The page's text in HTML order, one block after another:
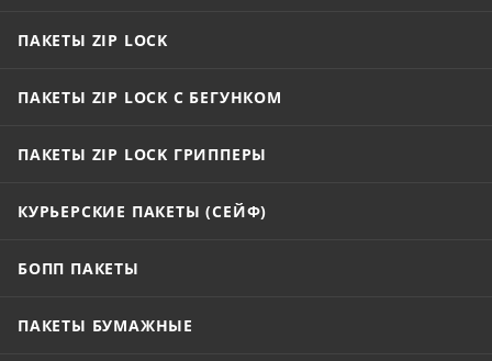
ПАКЕТЫ ZIP LOCK
ПАКЕТЫ ZIP LOCK С БЕГУНКОМ
ПАКЕТЫ ZIP LOCK ГРИППЕРЫ
КУРЬЕРСКИЕ ПАКЕТЫ (СЕЙФ)
БОПП ПАКЕТЫ
ПАКЕТЫ БУМАЖНЫЕ